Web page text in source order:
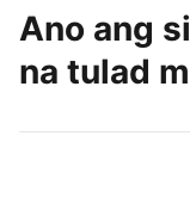
Ano ang
na tulad
Sumama sa